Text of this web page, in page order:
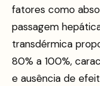
fatores como
passagem
transdérmica
80% a 100%,
e ausência de